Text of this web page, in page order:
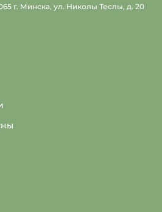
г. Минска, ул. Николы Теслы, д. 20